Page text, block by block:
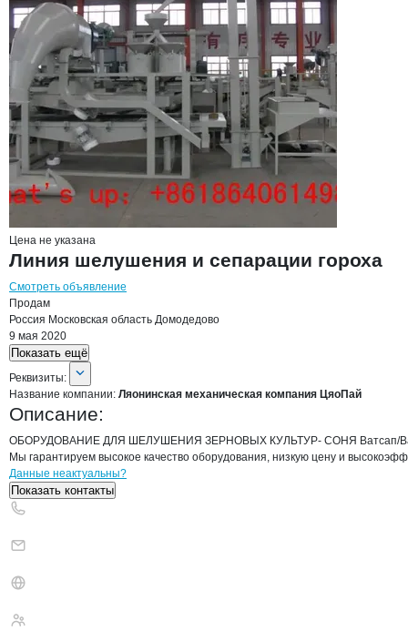
Цена не указана
Линия шелушения и сепарации гороха
Смотреть объявление
Продам
Россия Московская область Домодедово
9 мая 2020
Показать ещё
О компании
Реквизиты
Реквизиты:
Название компании: Ляонинская механическая компания ЦяоПай
Описание:
ОБОРУДОВАНИЕ ДЛЯ ШЕЛУШЕНИЯ ЗЕРНОВЫХ КУЛЬТУР- СОНЯ Ватсап/
Мы гарантируем высокое качество оборудования, низкую цену и
Контактыкомпании
+7(800)000-00-..
Данные неактуальны?
Показать контакты